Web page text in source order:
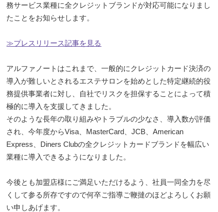
務サービス業種に全クレジットブランドが対応可能になりまし
たことをお知らせします。
≫プレスリリース記事を見る
アルファノートはこれまで、一般的にクレジットカード決済の
導入が難しいとされるエステサロンを始めとした特定継続的役
務提供事業者に対し、自社でリスクを担保することによって積
極的に導入を支援してきました。
そのような長年の取り組みやトラブルの少なさ、導入数が評価
され、今年度からVisa、MasterCard、JCB、American
Express、Diners Clubの全クレジットカードブランドを幅広い
業種に導入できるようになりました。
今後とも加盟店様にご満足いただけるよう、社員一同全力を尽
くして参る所存ですので何卒ご指導ご鞭撻のほどよろしくお願
い申しあげます。